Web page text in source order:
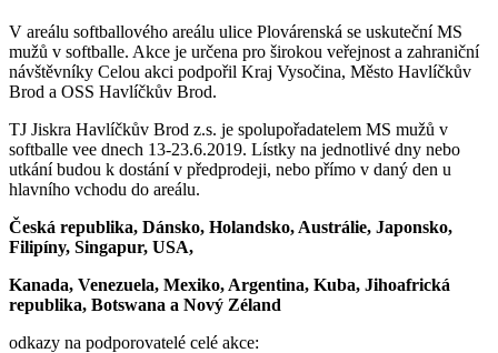
V areálu softballového areálu ulice Plovárenská se uskuteční MS
mužů v softballe. Akce je určena pro širokou veřejnost a zahraniční
návštěvníky Celou akci podpořil Kraj Vysočina, Město Havlíčkův
Brod a OSS Havlíčkův Brod.
TJ Jiskra Havlíčkův Brod z.s. je spolupořadatelem MS mužů v
softballe vee dnech 13-23.6.2019. Lístky na jednotlivé dny nebo
utkání budou k dostání v předprodeji, nebo přímo v daný den u
hlavního vchodu do areálu.
Česká republika, Dánsko, Holandsko, Austrálie, Japonsko,
Filipíny, Singapur, USA,
Kanada, Venezuela, Mexiko, Argentina, Kuba, Jihoafrická
republika, Botswana a Nový Zéland
odkazy na podporovatelé celé akce: